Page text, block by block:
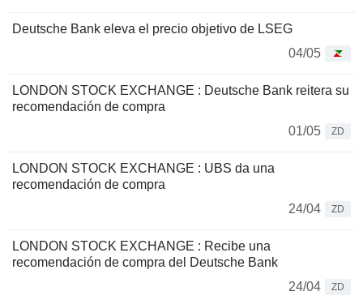
Deutsche Bank eleva el precio objetivo de LSEG
04/05
LONDON STOCK EXCHANGE : Deutsche Bank reitera su
recomendación de compra
01/05
ZD
LONDON STOCK EXCHANGE : UBS da una
recomendación de compra
24/04
ZD
LONDON STOCK EXCHANGE : Recibe una
recomendación de compra del Deutsche Bank
24/04
ZD